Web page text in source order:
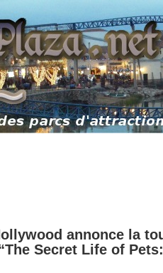
annonce la
Secret Life of